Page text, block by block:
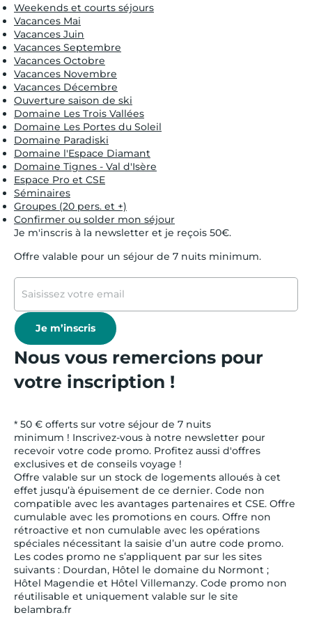
Weekends et courts séjours
Vacances Mai
Vacances Juin
Vacances Septembre
Vacances Octobre
Vacances Novembre
Vacances Décembre
Ouverture saison de ski
Domaine Les Trois Vallées
Domaine Les Portes du Soleil
Domaine Paradiski
Domaine l'Espace Diamant
Domaine Tignes - Val d'Isère
Espace Pro et CSE
Séminaires
Groupes (20 pers. et +)
Confirmer ou solder mon séjour
Je m'inscris à la newsletter et je reçois 50€.
Offre valable pour un séjour de 7 nuits minimum.
Je m’inscris
Nous vous remercions pour
votre inscription !
* 50 € offerts sur votre séjour de 7 nuits
minimum ! Inscrivez-vous à notre newsletter pour
recevoir votre code promo. Profitez aussi d'offres
exclusives et de conseils voyage !
Offre valable sur un stock de logements alloués à cet
effet jusqu’à épuisement de ce dernier. Code non
compatible avec les avantages partenaires et CSE. Offre
cumulable avec les promotions en cours. Offre non
rétroactive et non cumulable avec les opérations
spéciales nécessitant la saisie d’un autre code promo.
Les codes promo ne s’appliquent par sur les sites
suivants : Dourdan, Hôtel le domaine du Normont ;
Hôtel Magendie et Hôtel Villemanzy. Code promo non
réutilisable et uniquement valable sur le site
belambra.fr